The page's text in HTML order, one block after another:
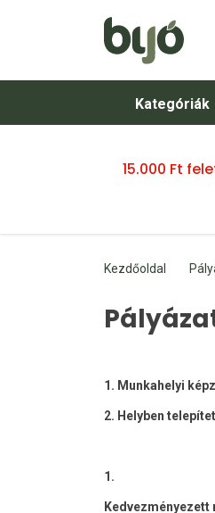
Kategóriák
15.000 Ft
Kezdőoldal
1. Munkahelyi
2. Helyben
1.
Kedvezményezett